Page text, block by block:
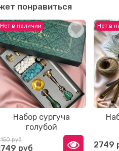
понравиться
Нет в наличии
Набор сургуча
голубой
руб
руб
Нет в
2749